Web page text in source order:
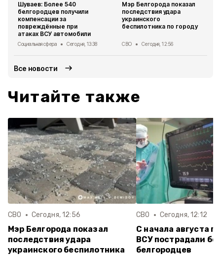
Шуваев: Более 540
белгородцев получили
компенсации за
повреждённые при
атаках ВСУ автомобили
Социальная сфера Сегодня, 13:38
Мэр Белгорода показал
последствия удара
украинского
беспилотника по городу
СВО Сегодня, 12:56
Все новости
Читайте также
СВО Сегодня, 12:56
Мэр Белгорода показал
последствия удара
украинского беспилотника
СВО Сегодня, 12:12
С начала августа
ВСУ пострадали
белгородцев